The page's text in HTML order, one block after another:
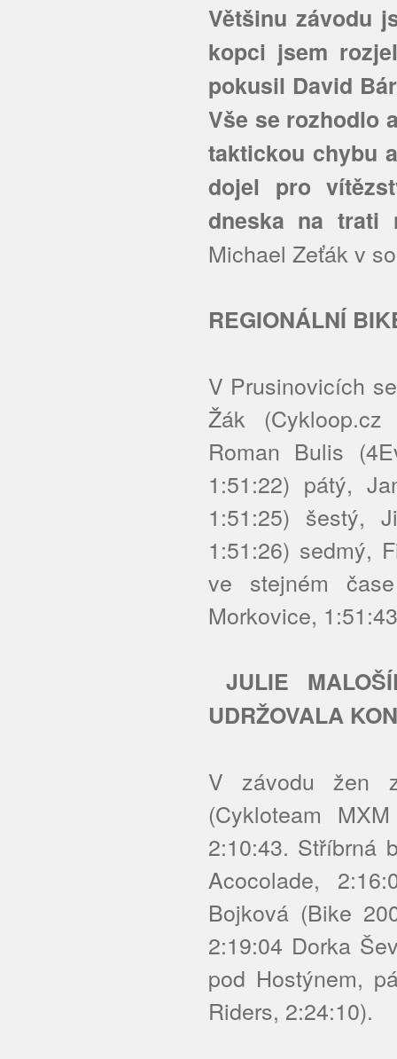
Většinu závodu
kopci jsem
pokusil David
Vše se rozhodlo
taktickou chybu
dojel pro
dneska na trati
Michael Zeťák v
REGIONÁLNÍ
V Prusinovicích
Žák
Roman Bulis
1:51:22) pátý,
1:51:25) šestý,
1:51:26) sedmý,
ve stejném
Morkovice,
JULIE
UDRŽOVALA
V závodu žen
(Cykloteam
2:10:43. Stříbrná
Acocolade,
Bojková (Bike
2:19:04 Dorka
pod Hostýnem,
Riders, 2:24:10).